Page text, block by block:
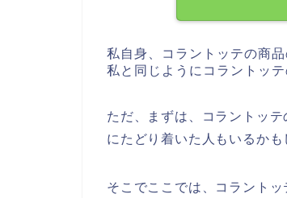
私自身、コラントッテの商
私と同じようにコラントッ
ただ、まずは、コラントッ
にたどり着いた人もいるかも
そこでここでは、コラント